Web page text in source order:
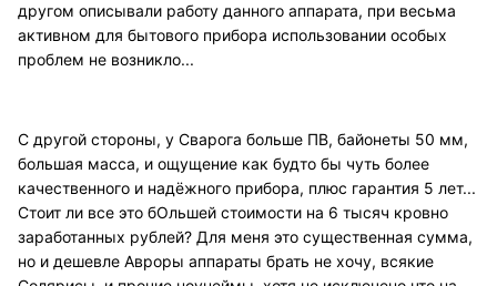
другом описывали работу данного аппарата, при весьма
активном для бытового прибора использовании особых
проблем не возникло...
С другой стороны, у Сварога больше ПВ, байонеты 50 мм,
большая масса, и ощущение как будто бы чуть более
качественного и надёжного прибора, плюс гарантия 5 лет...
Стоит ли все это бОльшей стоимости на 6 тысяч кровно
заработанных рублей? Для меня это существенная сумма,
но и дешевле Авроры аппараты брать не хочу, всякие